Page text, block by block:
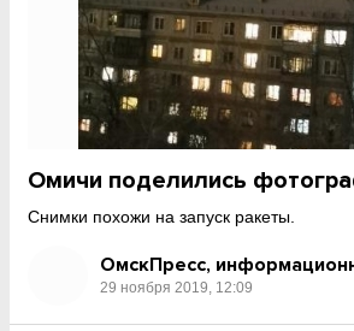
Омичи поделились
Снимки похожи на запуск ракеты.
ОмскПресс,
29 ноября 2019, 12:09